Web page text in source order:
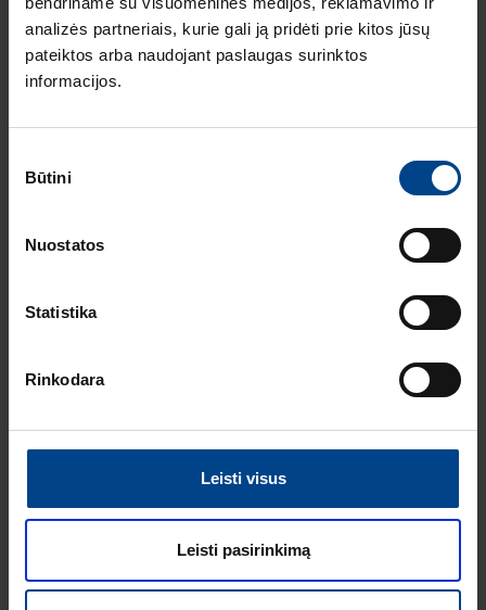
analizės partneriais, kurie gali ją pridėti prie kitos jūsų
pateiktos arba naudojant paslaugas surinktos
informacijos.
pasirinkimas
Būtini
Nuostatos
Statistika
Rinkodara
Leisti visus
Leisti pasirinkimą
kokybės standartas
Europoje
ELEKTROS
INSTALIACIJOS
16.12.2025
Naujas HAGER
ir jų sistemų
INSTALIACIJOS
Skaitymo laikas: 1 min
8.7.2025